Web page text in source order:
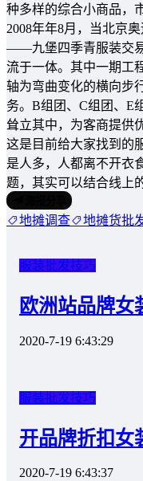
种多样的综合小商品，
2008年年8月，当北京
――九堡四季青服装交易
流于一体。其中一期工
轴为弯曲变化的横向步
务。B组团、C组团、E
耸立其中，为客商提供
这是目前给大家找到的
是人多，人都离不开衣
题，其实可以结合线上
地摊调查 地摊货批
服装批发技巧
欧洲站品牌女
2020-7-19 6:43:29
服装批发技巧
开品牌折扣女
2020-7-19 6:43:37